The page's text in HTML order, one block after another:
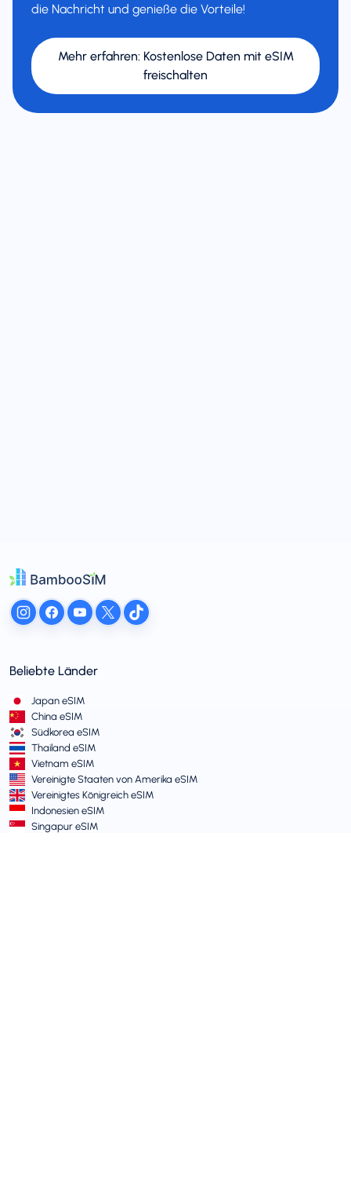
die Nachricht und genieße die Vorteile!
Mehr erfahren: Kostenlose Daten mit eSIM
freischalten
Beliebte Länder
Japan eSIM
China eSIM
Südkorea eSIM
Thailand eSIM
Vietnam eSIM
Vereinigte Staaten von Amerika eSIM
Vereinigtes Königreich eSIM
Indonesien eSIM
Singapur eSIM